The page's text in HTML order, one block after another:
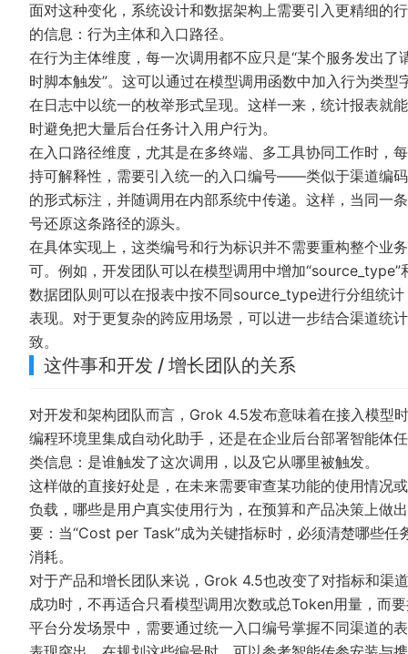
面对这种变化，系统设计和数据架构上需要引入更精细的
的信息：行为主体和入口路径。
在行为主体维度，每一次调用都不应只是“某个服务发出了
时脚本触发”。这可以通过在模型调用函数中加入行为类
在日志中以统一的枚举形式呈现。这样一来，统计报表就
时避免把大量后台任务计入用户行为。
在入口路径维度，尤其是在多终端、多工具协同工作时，
持可解释性，需要引入统一的入口编号——类似于渠道编
的形式标注，并随调用在内部系统中传递。这样，当同一
号还原这条路径的源头。
在具体实现上，这类编号和行为标识并不需要重构整个业
可。例如，开发团队可以在模型调用中增加
数据团队则可以在报表中按不同source_type进行分组统
表现。对于更复杂的跨应用场景，可以进一步结合渠道统
致。
这件事和开发 / 增长团队的关系
对开发和架构团队而言，Grok 4.5发布意味着在接入模型
编程环境里集成自动化助手，还是在企业后台部署智能体
类信息：是谁触发了这次调用，以及它从哪里被触发。
这样做的直接好处是，在未来需要审查某功能的使用情况
负载，哪些是用户真实使用行为，在预算和产品决策上做
要：当“Cost per Task”成为关键指标时，必须清楚哪些
消耗。
对于产品和增长团队来说，Grok 4.5也改变了对指标和渠
成功时，不再适合只看模型调用次数或总Token用量，而
平台分发场景中，需要通过统一入口编号掌握不同渠道的